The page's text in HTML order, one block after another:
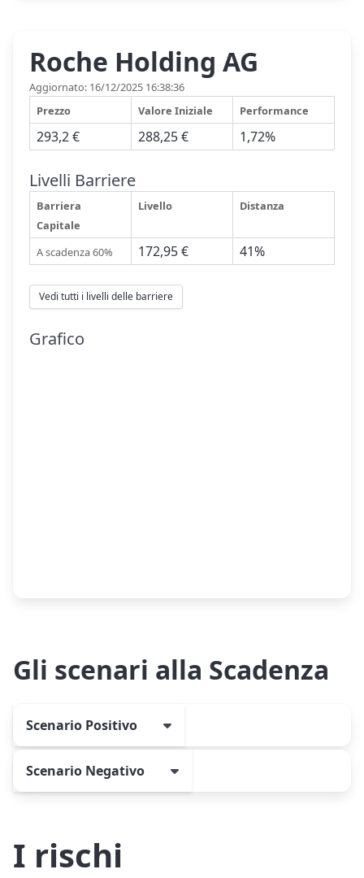
Roche Holding AG
Aggiornato: 16/12/2025 16:38:36
Prezzo
Valore Iniziale Performance
293,2 € 288,25 € 1,72%
Livelli Barriere
Barriera
Capitale
Livello Distanza
A scadenza 60% 172,95 € 41%
Vedi tutti i livelli delle barriere
Grafico
Gli scenari alla Scadenza
Scenario Positivo
Scenario Negativo
I rischi